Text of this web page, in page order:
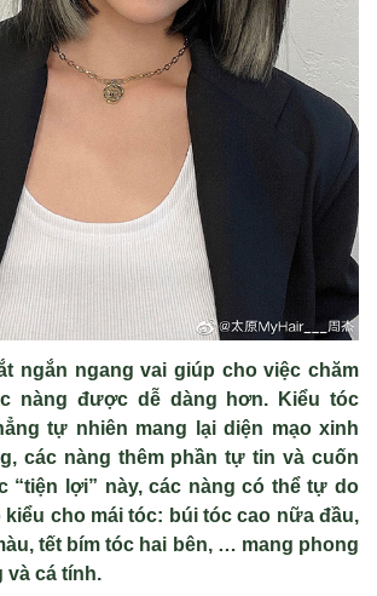
ngắn ngang vai giúp cho việc chăm
nàng được dễ dàng hơn. Kiểu tóc
tự nhiên mang l ại diện mạo xinh
các nàng thêm phần tự tin và cuốn
“tiện lợi” này, các nàng có thể tự do
kiểu cho mái tóc: búi tóc cao nữa đầu,
tết bím tóc hai bên, … mang phong
và cá tính.